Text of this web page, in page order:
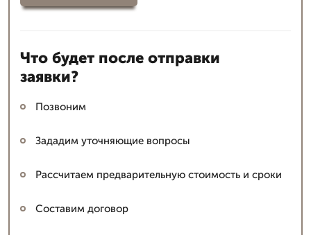
Что будет после отправки
заявки?
Позвоним
Зададим уточняющие вопросы
Рассчитаем предварительную стоимость и сроки
Составим договор